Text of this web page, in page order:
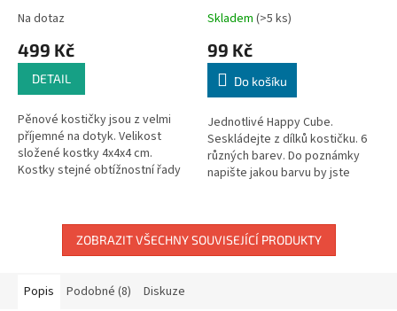
Na dotaz
499 Kč
DETAIL
Pěnové kostičky jsou z velmi
příjemné na dotyk. Velikost
složené kostky 4x4x4 cm.
Kostky stejné obtížnostní řady
hlavolam
Skladem (>5 ks)
99 Kč
Do košíku
Jednotlivé Happy Cube.
Seskládejte z dílků kostičku. 6
různých barev. Do poznámky
napište jakou barvu by jste
ZOBRAZIT VŠECHNY SOUVISEJÍCÍ PRODUKTY
Popis Podobné (8) Diskuze